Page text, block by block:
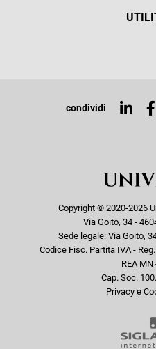
Top
condividi
Copyright © 2020-2026
Via Goito, 34 -
Sede legale: Via Goito,
Codice Fisc. Partita IVA -
REA
Cap. Soc.
Privacy e